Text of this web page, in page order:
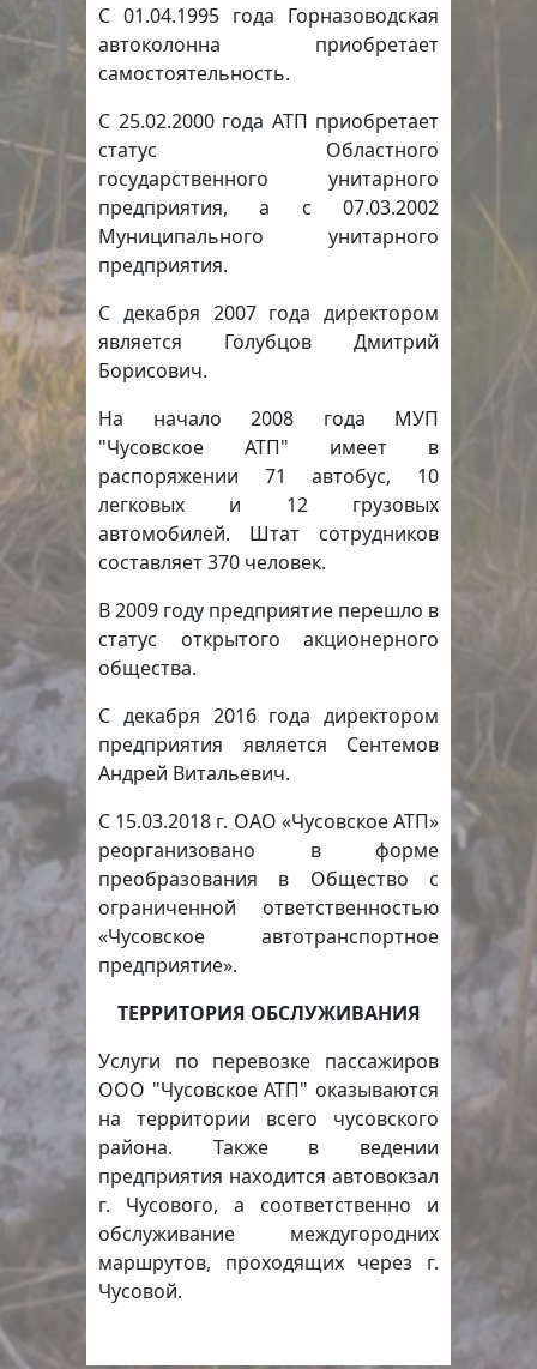
С 01.04.1995 года Горназоводская
автоколонна приобретает
самостоятельность.
С 25.02.2000 года АТП приобретает
статус Областного
государственного унитарного
предприятия, а с 07.03.2002
Муниципального унитарного
предприятия.
С декабря 2007 года директором
является Голубцов Дмитрий
Борисович.
На начало 2008 года МУП
"Чусовское АТП" имеет в
распоряжении 71 автобус, 10
легковых и 12 грузовых
автомобилей. Штат сотрудников
составляет 370 человек.
В 2009 году предприятие перешло в
статус открытого акционерного
общества.
С декабря 2016 года директором
предприятия является Сентемов
Андрей Витальевич.
С 15.03.2018 г. ОАО «Чусовское АТП»
реорганизовано в форме
преобразования в Общество с
ограниченной ответственностью
«Чусовское автотранспортное
предприятие».
ТЕРРИТОРИЯ ОБСЛУЖИВАНИЯ
Услуги по перевозке пассажиров
ООО "Чусовское АТП" оказываются
на территории всего чусовского
района. Также в ведении
предприятия находится автовокзал
г. Чусового, а соответственно и
обслуживание междугородних
маршрутов, проходящих через г.
Чусовой.